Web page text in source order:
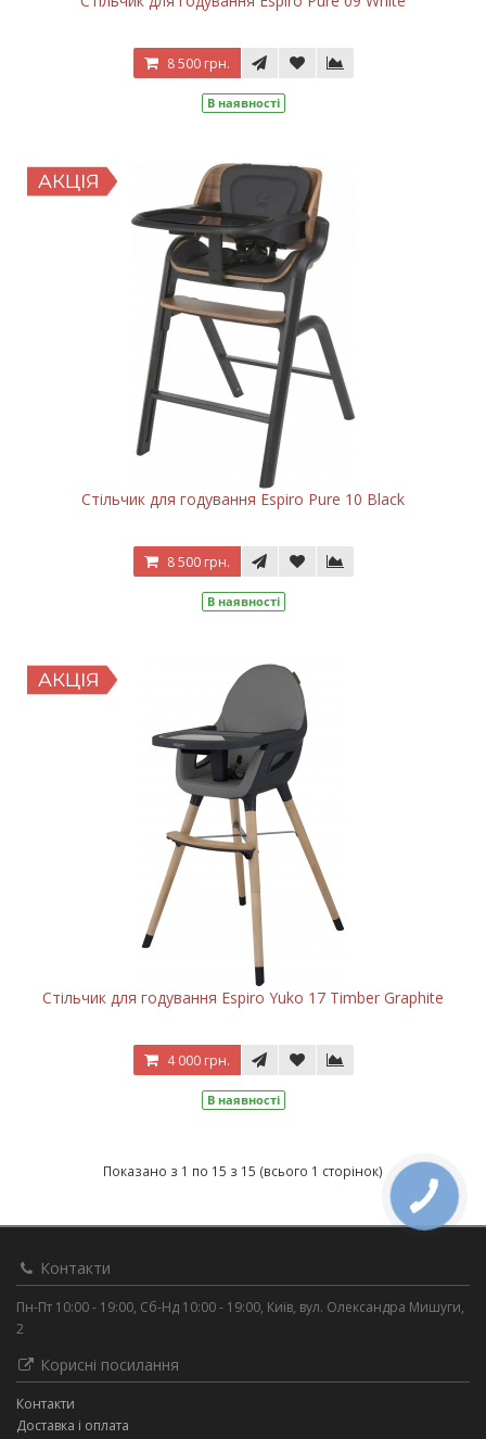
8 500 грн.
В наявності
Стільчик для годування Espiro Pure 10 Black
8 500 грн.
В наявності
Стільчик для годування Espiro Yuko 17 Timber Graphite
4 000 грн.
В наявності
Показано з 1 по 15 з 15 (всього 1 сторінок)
Контакти
Пн-Пт 10:00 - 19:00, Сб-Нд 10:00 - 19:00, Київ, вул. Олександра Мишуги,
2
Корисні посилання
Контакти
Доставка і оплата